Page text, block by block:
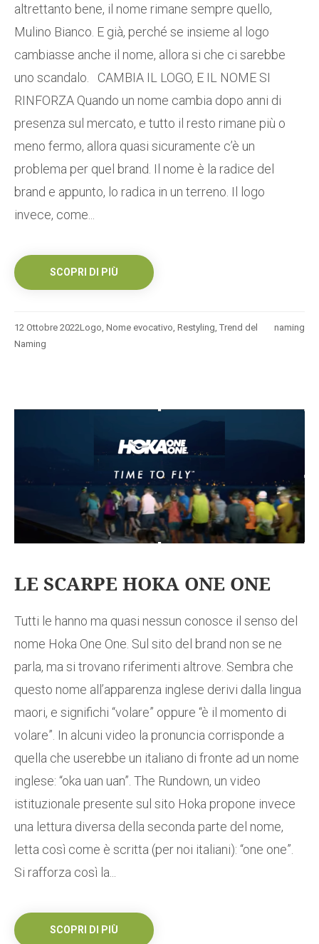
altrettanto bene, il nome rimane sempre quello,
Mulino Bianco. E già, perché se insieme al logo
cambiasse anche il nome, allora si che ci sarebbe
uno scandalo. CAMBIA IL LOGO, E IL NOME SI
RINFORZA Quando un nome cambia dopo anni di
presenza sul mercato, e tutto il resto rimane più o
meno fermo, allora quasi sicuramente c’è un
problema per quel brand. Il nome è la radice del
brand e appunto, lo radica in un terreno. Il logo
invece, come...
SCOPRI DI PIÙ
12 Ottobre 2022 naming
Logo Nome evocativo Restyling Trend del
Naming
LE SCARPE HOKA ONE ONE
Tutti le hanno ma quasi nessun conosce il senso del
nome Hoka One One. Sul sito del brand non se ne
parla, ma si trovano riferimenti altrove. Sembra che
questo nome all’apparenza inglese derivi dalla lingua
maori, e significhi “volare” oppure “è il momento di
volare”. In alcuni video la pronuncia corrisponde a
quella che userebbe un italiano di fronte ad un nome
inglese: “oka uan uan”. The Rundown, un video
istituzionale presente sul sito Hoka propone invece
una lettura diversa della seconda parte del nome,
letta così come è scritta (per noi italiani): “one one”.
Si rafforza così la...
SCOPRI DI PIÙ